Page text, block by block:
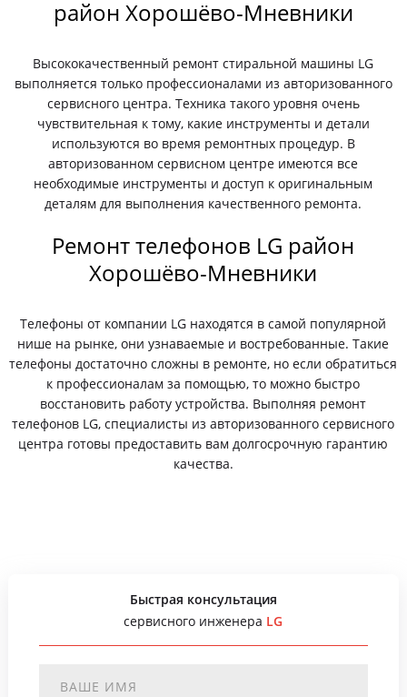
район Хорошёво-Мневники
Высококачественный ремонт стиральной машины LG
выполняется только профессионалами из авторизованного
сервисного центра. Техника такого уровня очень
чувствительная к тому, какие инструменты и детали
используются во время ремонтных процедур. В
авторизованном сервисном центре имеются все
необходимые инструменты и доступ к оригинальным
деталям для выполнения качественного ремонта.
Ремонт телефонов LG район
Хорошёво-Мневники
Телефоны от компании LG находятся в самой популярной
нише на рынке, они узнаваемые и востребованные. Такие
телефоны достаточно сложны в ремонте, но если обратиться
к профессионалам за помощью, то можно быстро
восстановить работу устройства. Выполняя ремонт
телефонов LG, специалисты из авторизованного сервисного
центра готовы предоставить вам долгосрочную гарантию
качества.
Быстрая консультация
сервисного инженера LG